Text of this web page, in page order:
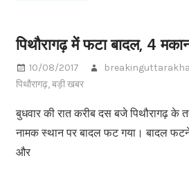
पिथौरागढ़ में फटा बादल, 4
10/08/2017
पिथौरागढ़,बड़ी खबर
बुधवार की रात करीब दस बजे पिथौरागढ़ के
नामक स्थान पर बादल फट गया। बादल फटने
और